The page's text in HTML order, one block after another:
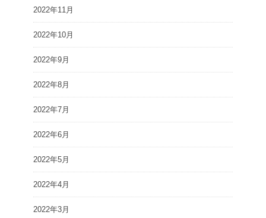
2022年11月
2022年10月
2022年9月
2022年8月
2022年7月
2022年6月
2022年5月
2022年4月
2022年3月